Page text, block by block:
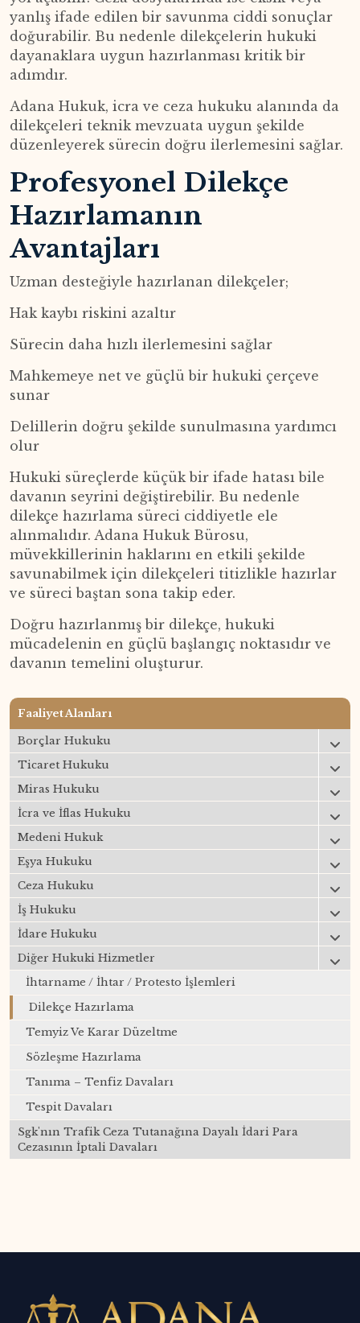
Faaliyet Alanları
Borçlar Hukuku
Ticaret Hukuku
Miras Hukuku
İcra ve İflas Hukuku
Medeni Hukuk
Eşya Hukuku
Ceza Hukuku
İş Hukuku
İdare Hukuku
Diğer Hukuki Hizmetler
İhtarname / İhtar / Protesto İşlemleri
Dilekçe Hazırlama
Temyiz Ve Karar Düzeltme
Sözleşme Hazırlama
Tanıma – Tenfiz Davaları
Tespit Davaları
Sgk'nın Trafik Ceza Tutanağına Dayalı İdari Para
Cezasının İptali Davaları
yanlış ifade edilen bir savunma ciddi sonuçlar
doğurabilir. Bu nedenle dilekçelerin hukuki
dayanaklara uygun hazırlanması kritik bir
adımdır.
Adana Hukuk, icra ve ceza hukuku alanında da
dilekçeleri teknik mevzuata uygun şekilde
düzenleyerek sürecin doğru ilerlemesini sağlar.
Profesyonel Dilekçe
Hazırlamanın
Avantajları
Uzman desteğiyle hazırlanan dilekçeler;
Hak kaybı riskini azaltır
Sürecin daha hızlı ilerlemesini sağlar
Mahkemeye net ve güçlü bir hukuki çerçeve
sunar
Delillerin doğru şekilde sunulmasına yardımcı
olur
Hukuki süreçlerde küçük bir ifade hatası bile
davanın seyrini değiştirebilir. Bu nedenle
dilekçe hazırlama süreci ciddiyetle ele
alınmalıdır. Adana Hukuk Bürosu,
müvekkillerinin haklarını en etkili şekilde
savunabilmek için dilekçeleri titizlikle hazırlar
ve süreci baştan sona takip eder.
Doğru hazırlanmış bir dilekçe, hukuki
mücadelenin en güçlü başlangıç noktasıdır ve
davanın temelini oluşturur.